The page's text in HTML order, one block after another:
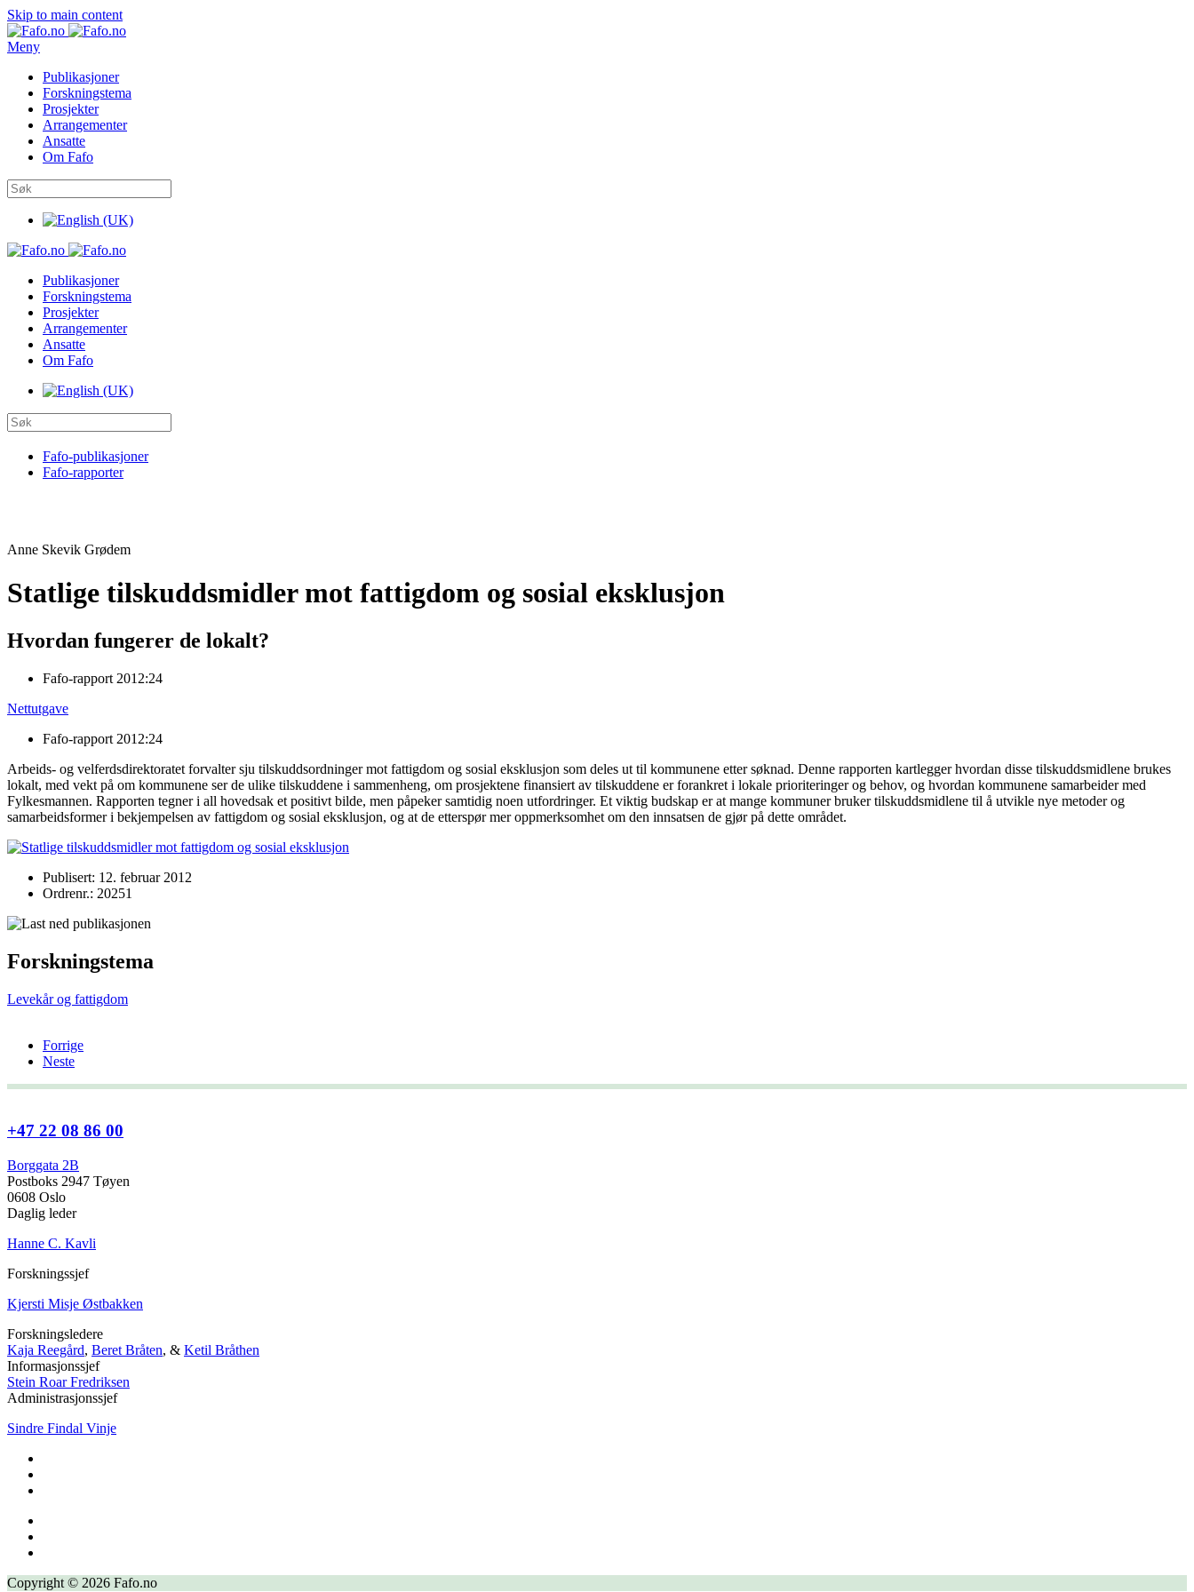
Skip to main content
Meny
Publikasjoner
Forskningstema
Prosjekter
Arrangementer
Ansatte
Om Fafo
Publikasjoner
Forskningstema
Prosjekter
Arrangementer
Ansatte
Om Fafo
Fafo-publikasjoner
Fafo-rapporter
Anne Skevik Grødem
Statlige tilskuddsmidler mot fattigdom og sosial eksklusjon
Hvordan fungerer de lokalt?
Fafo-rapport 2012:24
Nettutgave
Fafo-rapport 2012:24
Arbeids- og velferdsdirektoratet forvalter sju tilskuddsordninger mot fattigdom og sosial eksklusjon som deles ut til kommunene etter søknad. Denne rapporten kartlegger hvordan disse tilskuddsmidlene brukes
lokalt, med vekt på om kommunene ser de ulike tilskuddene i sammenheng, om prosjektene finansiert av tilskuddene er forankret i lokale prioriteringer og behov, og hvordan kommunene samarbeider med
Fylkesmannen. Rapporten tegner i all hovedsak et positivt bilde, men påpeker samtidig noen utfordringer. Et viktig budskap er at mange kommuner bruker tilskuddsmidlene til å utvikle nye metoder og
samarbeidsformer i bekjempelsen av fattigdom og sosial eksklusjon, og at de etterspør mer oppmerksomhet om den innsatsen de gjør på dette området.
Publisert: 12. februar 2012
Ordrenr.: 20251
Forskningstema
Levekår og fattigdom
Forrige
Neste
+47 22 08 86 00
Borggata 2B
Postboks 2947 Tøyen
0608 Oslo
Daglig leder
Hanne C. Kavli
Forskningssjef
Kjersti Misje Østbakken
Forskningsledere
Kaja Reegård, Beret Bråten, & Ketil Bråthen
Informasjonssjef
Stein Roar Fredriksen
Administrasjonssjef
Sindre Findal Vinje
Copyright © 2026 Fafo.no